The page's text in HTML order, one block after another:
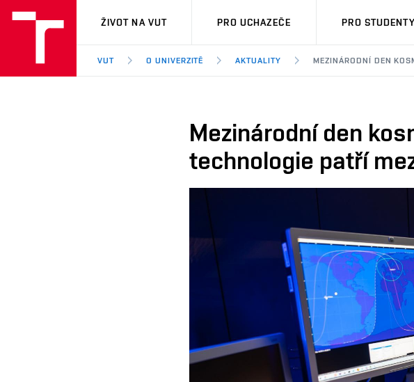
VUT
ŽIVOT NA VUT PRO UCHAZEČE PRO STUDENTY
VUT O UNIVERZITĚ AKTUALITY MEZINÁRODNÍ DEN
Mezinárodní den
technologie patří